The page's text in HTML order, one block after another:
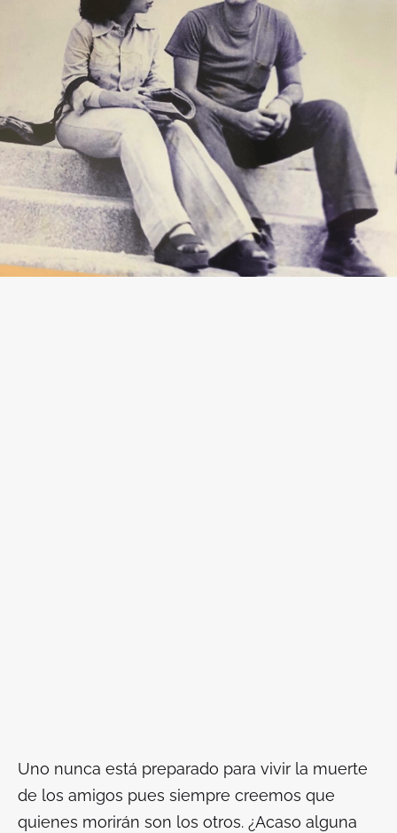
Uno nunca está preparado para vivir la muerte
de los amigos pues siempre creemos que
quienes morirán son los otros. ¿Acaso alguna